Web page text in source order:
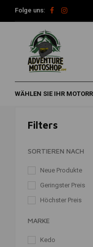
Folge uns:
WÄHLEN SIE IHR
Home Verschleißteile
Filters
SORTIEREN NACH
Neue Produkte
Geringster Preis
Höchster Preis
MARKE
Kedo